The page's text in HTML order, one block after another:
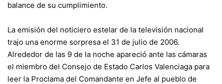
balance de su cumplimiento.
La emisión del noticiero estelar de la televisión nacional
trajo una enorme sorpresa el 31 de julio de 2006.
Alrededor de las 9 de la noche apareció ante las cámaras
el miembro del Consejo de Estado Carlos Valenciaga para
leer la Proclama del Comandante en Jefe al pueblo de